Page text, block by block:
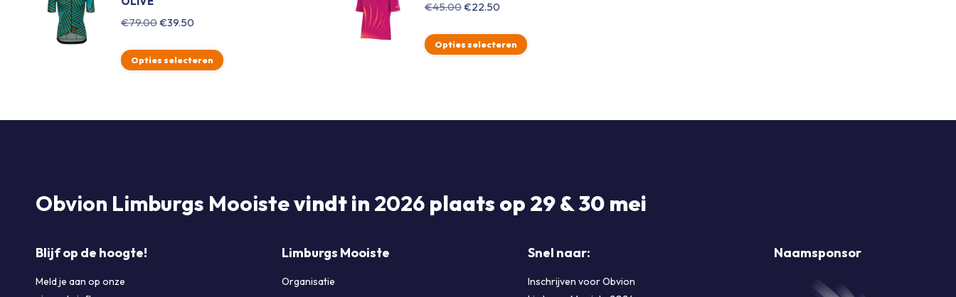
€79.00Oorspronkelijke
was:
€39.50
is:
Opties selecteren
€45.00Oorspronkelijke
was:
€22.50Huidige
is:
Opties selecteren
Obvion Limburgs Mooistevindt in 2026 plaats op 29 & 30 mei
Blijf op de hoogte!
Meld je aan op onze
Limburgs Mooiste
Organisatie
Snel naar:
Inschrijven voor Obvion
Naamsponsor